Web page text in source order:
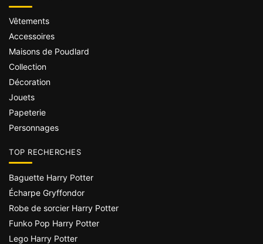
Vêtements
Accessoires
Maisons de Poudlard
Collection
Décoration
Jouets
Papeterie
Personnages
TOP RECHERCHES
Baguette Harry Potter
Écharpe Gryffondor
Robe de sorcier Harry Potter
Funko Pop Harry Potter
Lego Harry Potter